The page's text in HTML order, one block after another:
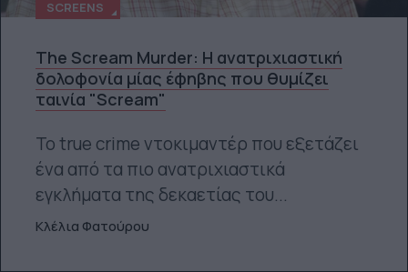
SCREENS
The Scream Murder: Η ανατριχιαστική
δολοφονία μίας έφηβης που θυμίζει
ταινία "Scream"
Το true crime ντοκιμαντέρ που εξετάζει
ένα από τα πιο ανατριχιαστικά
εγκλήματα της δεκαετίας του...
Κλέλια Φατούρου